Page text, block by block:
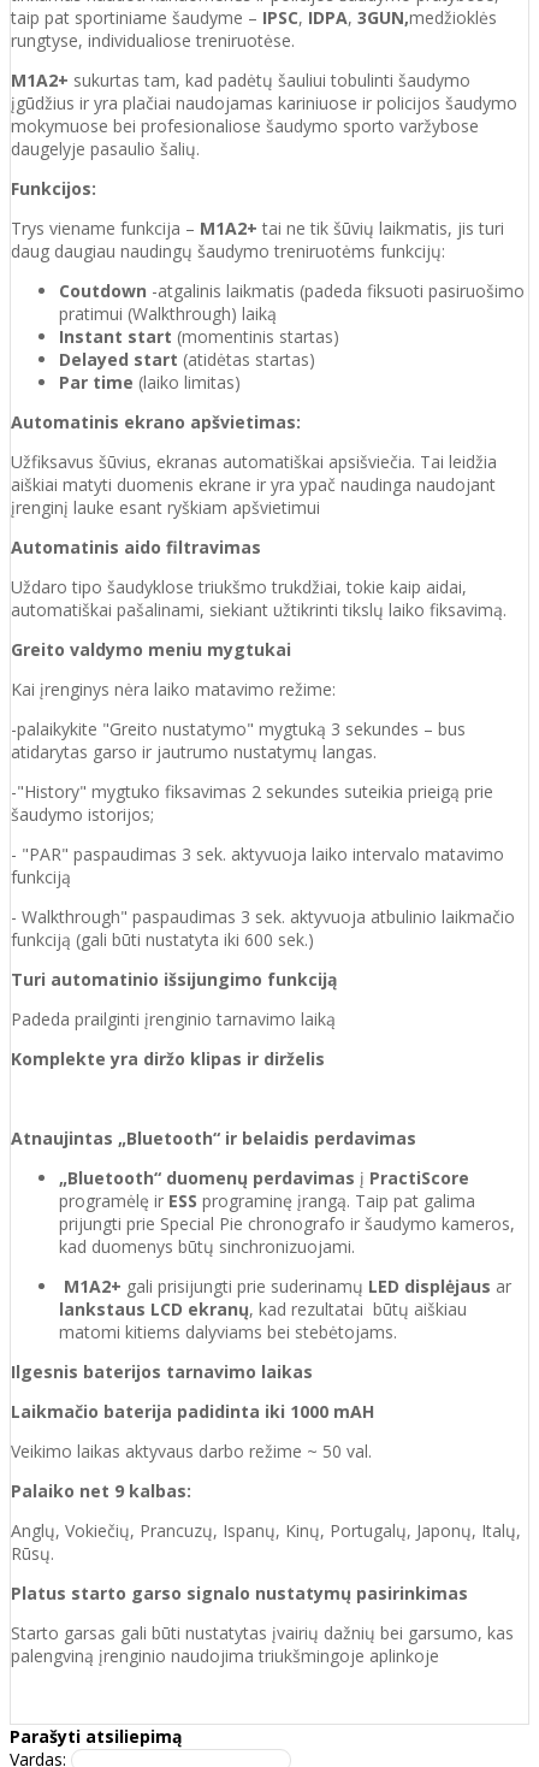
taip pat sportiniame šaudyme – IPSC, IDPA, 3GUN,medžioklės
rungtyse, individualiose treniruotėse.
M1A2+ sukurtas tam, kad padėtų šauliui tobulinti šaudymo
įgūdžius ir yra plačiai naudojamas kariniuose ir policijos šaudymo
mokymuose bei profesionaliose šaudymo sporto varžybose
daugelyje pasaulio šalių.
Funkcijos:
Trys viename funkcija – M1A2+ tai ne tik šūvių laikmatis, jis turi
daug daugiau naudingų šaudymo treniruotėms funkcijų:
Coutdown -atgalinis laikmatis (padeda fiksuoti pasiruošimo
pratimui (Walkthrough) laiką
Instant start (momentinis startas)
Delayed start (atidėtas startas)
Par time (laiko limitas)
Automatinis ekrano apšvietimas:
Užfiksavus šūvius, ekranas automatiškai apsišviečia. Tai leidžia
aiškiai matyti duomenis ekrane ir yra ypač naudinga naudojant
įrenginį lauke esant ryškiam apšvietimui
Automatinis aido filtravimas
Uždaro tipo šaudyklose triukšmo trukdžiai, tokie kaip aidai,
automatiškai pašalinami, siekiant užtikrinti tikslų laiko fiksavimą.
Greito valdymo meniu mygtukai
Kai įrenginys nėra laiko matavimo režime:
-palaikykite "Greito nustatymo" mygtuką 3 sekundes – bus
atidarytas garso ir jautrumo nustatymų langas.
-"History" mygtuko fiksavimas 2 sekundes suteikia prieigą prie
šaudymo istorijos;
- "PAR" paspaudimas 3 sek. aktyvuoja laiko intervalo matavimo
funkciją
- Walkthrough" paspaudimas 3 sek. aktyvuoja atbulinio laikmačio
funkciją (gali būti nustatyta iki 600 sek.)
Turi automatinio išsijungimo funkciją
Padeda prailginti įrenginio tarnavimo laiką
Komplekte yra diržo klipas ir dirželis
Atnaujintas „Bluetooth“ ir belaidis perdavimas
„Bluetooth“ duomenų perdavimas į PractiScore
programėlę ir ESS programinę įrangą. Taip pat galima
prijungti prie Special Pie chronografo ir šaudymo kameros,
kad duomenys būtų sinchronizuojami.
M1A2+ gali prisijungti prie suderinamų LED displėjaus ar
lankstaus LCD ekranų, kad rezultatai būtų aiškiau
matomi kitiems dalyviams bei stebėtojams.
Ilgesnis baterijos tarnavimo laikas
Laikmačio baterija padidinta iki 1000 mAH
Veikimo laikas aktyvaus darbo režime ~ 50 val.
Palaiko net 9 kalbas:
Anglų, Vokiečių, Prancuzų, Ispanų, Kinų, Portugalų, Japonų, Italų,
Rūsų.
Platus starto garso signalo nustatymų pasirinkimas
Starto garsas gali būti nustatytas įvairių dažnių bei garsumo, kas
palengviną įrenginio naudojima triukšmingoje aplinkoje
Parašyti atsiliepimą
Vardas: